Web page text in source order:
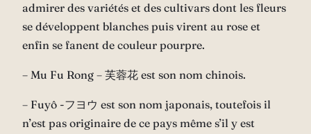
admirer des variétés et des cultivars dont les fleurs
se développent blanches puis virent au rose et
enfin se fanent de couleur pourpre.
– Mu Fu Rong – 芙蓉花 est son nom chinois.
– Fuyô -フヨウ est son nom japonais, toutefois il
n’est pas originaire de ce pays même s’il y est